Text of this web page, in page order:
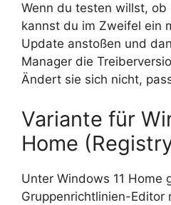
Wenn du testen willst,
kannst du im Zweifel ein
Update anstoßen und
Manager die
Ändert sie sich nicht,
Variante für
Home
Unter Windows 11 Home
Gruppenrichtlinien-Editor